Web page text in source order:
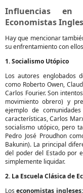
Influencias en
Economistas
Hay que mencionar
su enfrentamiento con
1. Socialismo Utópico
Los autores englobados
como Roberto Owen,
Carlos Fourier. Son
movimiento obrero) y
ejemplo de
características, Carlos
socialismo utópico, pero
Pedro José Proudhon
Bakunin). La principal
del poder del Estado por
simplemente liquidar.
2. La Escuela Clásica de
Loseconomistas ingleses